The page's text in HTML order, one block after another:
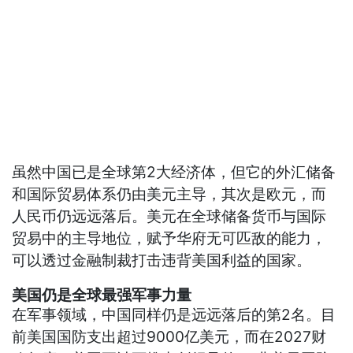
虽然中国已是全球第2大经济体，但它的外汇储备
和国际贸易体系仍由美元主导，其次是欧元，而
人民币仍远远落后。美元在全球储备货币与国际
贸易中的主导地位，赋予华府无可匹敌的能力，
可以透过金融制裁打击违背美国利益的国家。
美国仍是全球最强军事力量
在军事领域，中国同样仍是远远落后的第2名。目
前美国国防支出超过9000亿美元，而在2027财